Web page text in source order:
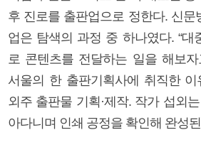
후 진로를 출판업으로 정한다. 신문
업은 탐색의 과정 중 하나였다. “대
로 콘텐츠를 전달하는 일을 해보자
서울의 한 출판기획사에 취직한
외주 출판물 기획·제작. 작가 섭외
아다니며 인쇄 공정을 확인해 완성